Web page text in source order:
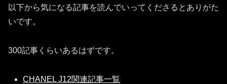
以下から気になる記事を読んでいってくださるとありがた
いです。
300記事くらいあるはずです。
CHANEL J12関連記事一覧